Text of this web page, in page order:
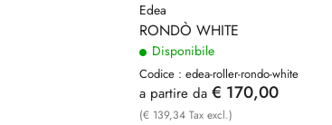
Edea
RONDÒ WHITE
Disponibile
Codice : edea-roller-rondo-white
a partire da € 170,00
(€ 139,34 Tax excl.)